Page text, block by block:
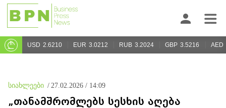
USD 2.6210 EUR 3.0212 RUB 3.2024 GBP 3.5216 AED
სიახლეები / 27.02.2026 / 14:09
„თანამშრომლებს სესხის აღება